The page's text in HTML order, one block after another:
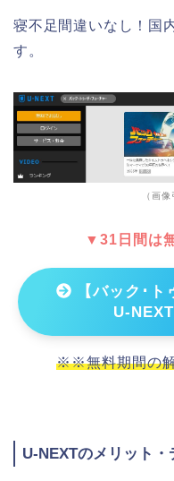
寝不足間違いなし！国
す。
（画
▼31日間は
【バック･ト
U-
※※無料期間の
U-NEXTのメリット